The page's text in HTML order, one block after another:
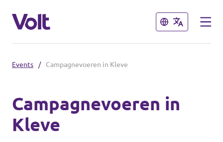
Sluiten
Volt communities dichtbij
Volt Arnhem
Volt Nijmegen
Sluiten
Standpunten
Events / Campagnevoeren in Kleve
Campagnevoeren in
Kleve